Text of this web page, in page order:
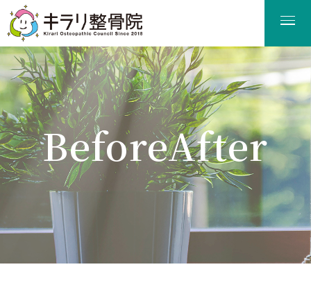
BeforeAfter
ビフォーアフター